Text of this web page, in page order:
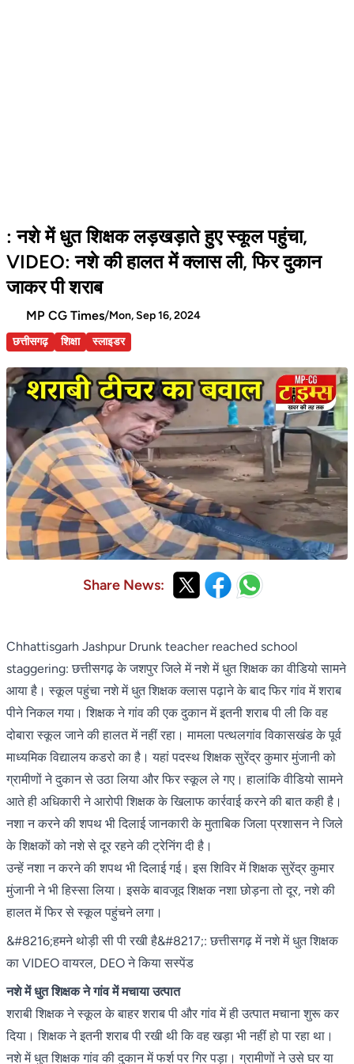
: नशे में धुत शिक्षक लड़खड़ाते हुए स्कूल पहुंचा,
VIDEO: नशे की हालत में क्लास ली, फिर दुकान
जाकर पी शराब
MP CG Times/Mon, Sep 16, 2024
छत्तीसगढ़
शिक्षा स्लाइडर
Share News:
Chhattisgarh Jashpur Drunk teacher reached school
staggering: छत्तीसगढ़ के जशपुर जिले में नशे में धुत शिक्षक का वीडियो सामने
आया है। स्कूल पहुंचा नशे में धुत शिक्षक क्लास पढ़ाने के बाद फिर गांव में शराब
पीने निकल गया। शिक्षक ने गांव की एक दुकान में इतनी शराब पी ली कि वह
दोबारा स्कूल जाने की हालत में नहीं रहा। मामला पत्थलगांव विकासखंड के पूर्व
माध्यमिक विद्यालय कडरो का है। यहां पदस्थ शिक्षक सुरेंद्र कुमार मुंजानी को
ग्रामीणों ने दुकान से उठा लिया और फिर स्कूल ले गए। हालांकि वीडियो सामने
आते ही अधिकारी ने आरोपी शिक्षक के खिलाफ कार्रवाई करने की बात कही है।
नशा न करने की शपथ भी दिलाई जानकारी के मुताबिक जिला प्रशासन ने जिले
के शिक्षकों को नशे से दूर रहने की ट्रेनिंग दी है।
उन्हें नशा न करने की शपथ भी दिलाई गई। इस शिविर में शिक्षक सुरेंद्र कुमार
मुंजानी ने भी हिस्सा लिया। इसके बावजूद शिक्षक नशा छोड़ना तो दूर, नशे की
हालत में फिर से स्कूल पहुंचने लगा।
&#8216;हमने थोड़ी सी पी रखी है&#8217;: छत्तीसगढ़ में नशे में धुत शिक्षक
का VIDEO वायरल, DEO ने किया सस्पेंड
नशे में धुत शिक्षक ने गांव में मचाया उत्पात
शराबी शिक्षक ने स्कूल के बाहर शराब पी और गांव में ही उत्पात मचाना शुरू कर
दिया। शिक्षक ने इतनी शराब पी रखी थी कि वह खड़ा भी नहीं हो पा रहा था।
नशे में धुत शिक्षक गांव की दुकान में फर्श पर गिर पड़ा। ग्रामीणों ने उसे घर या